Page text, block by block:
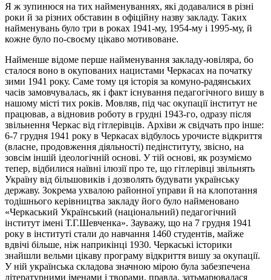
Я ж зупинюся на тих найменуваннях, які додавалися в різні
роки й за різних обставин в офіційну назву закладу. Таких
найменувань було три в роках 1941-му, 1954-му і 1995-му, й
кожне було по-своєму цікаво мотивоване.
Найменше відоме перше найменування закладу-ювіляра, бо
сталося воно в окупованих нацистами Черкасах на початку
зими 1941 року. Саме тому ця історія за комуно-радянських
часів замовчувалась, як і факт існування педагогічного вишу в
нашому місті тих років. Мовляв, під час окупації інститут не
працював, а відновив роботу в грудні 1943-го, одразу після
звільнення Черкас від гітлерівців. Архіви ж свідчать про інше:
6-7 грудня 1941 року в Черкасах відбулось урочисте відкриття
(власне, продовження діяльності) педінституту, звісно, на
зовсім іншій ідеологічній основі. У тій основі, як розуміємо
тепер, відбилися наївні ілюзії про те, що гітлерівці звільнять
Україну від більшовиків і дозволять будувати українську
державу. Зокрема ухвалою районної управи й на клопотання
тодішнього керівництва закладу його було найменовано
«Черкаський Український (національний) педагогічний
інститут імені Т.Г.Шевченка». Зауважу, що на 7 грудня 1941
року в інституті стали до навчання 1460 студентів, майже
вдвічі більше, ніж наприкінці 1930. Черкаські історики
знайшли вельми цікаву програму відкриття вишу за окупації.
У ній українська складова значною мірою була забезпечена
літературними іменами і творами, правда, затьмарювалася